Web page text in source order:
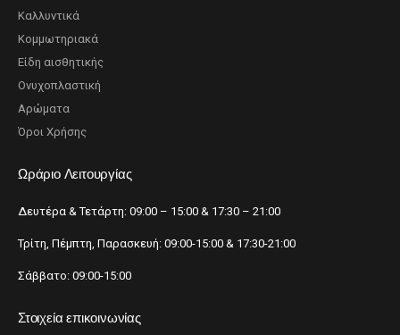
Καλλυντικά
Κομμωτηριακά
Είδη αισθητικής
Ονυχοπλαστική
Αρώματα
Όροι Χρήσης
Ωράριο Λειτουργίας
Δευτέρα & Τετάρτη: 09:00 – 15:00 & 17:30 – 21:00
Τρίτη, Πέμπτη, Παρασκευή: 09:00-15:00 & 17:30-21:00
Σάββατο: 09:00-15:00
Στοιχεία επικοινωνίας